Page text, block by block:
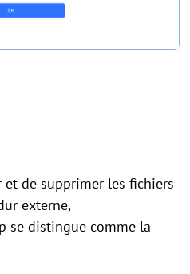
de supprimer les fichiers
externe,
se distingue comme la